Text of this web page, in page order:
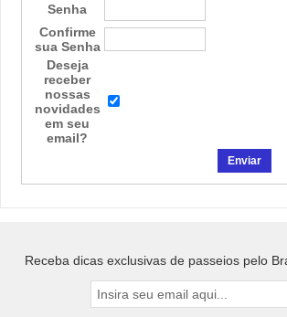
Senha
Confirme
sua Senha
Deseja
receber
nossas
novidades
em seu
email?
Receba dicas exclusivas de passeios pelo